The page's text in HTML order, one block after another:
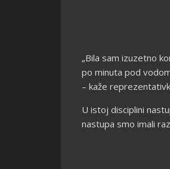
„Bila sam izuzetno
po minuta pod
– kaže
U istoj disciplini
nastupa smo imali